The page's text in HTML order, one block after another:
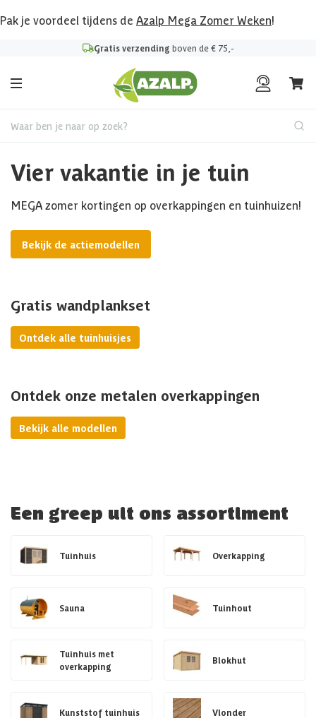
Pak je voordeel tijdens de Azalp Mega Zomer Weken!
Gratis verzending boven de € 75,-
Waar ben je naar op zoek?
Vier vakantie in je tuin
MEGA zomer kortingen op overkappingen en tuinhuizen!
Bekijk de actiemodellen
Gratis wandplankset
Ontdek alle tuinhuisjes
Ontdek onze metalen overkappingen
Bekijk alle modellen
Een greep uit ons assortiment
Tuinhuis Overkapping
Sauna Tuinhout
Tuinhuis met
overkapping
Blokhut
Kunststof tuinhuis Vlonder